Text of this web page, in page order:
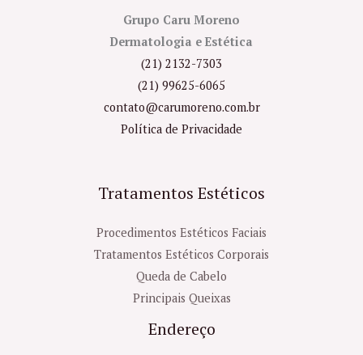
Grupo Caru Moreno
Dermatologia e Estética
(21) 2132-7303
(21) 99625-6065
contato@carumoreno.com.br
Política de Privacidade
Tratamentos Estéticos
Procedimentos Estéticos Faciais
Tratamentos Estéticos Corporais
Queda de Cabelo
Principais Queixas
Endereço